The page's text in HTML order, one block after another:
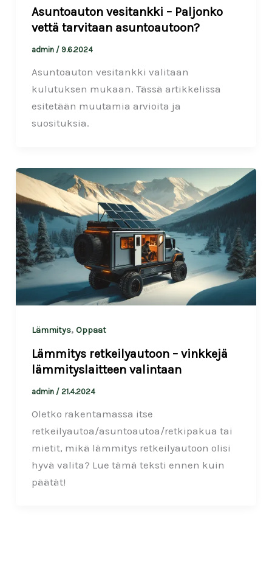
Asuntoauton vesitankki – Paljonko
vettä tarvitaan asuntoautoon?
admin / 9.6.2024
Asuntoauton vesitankki valitaan
kulutuksen mukaan. Tässä artikkelissa
esitetään muutamia arvioita ja
suosituksia.
Lämmitys, Oppaat
Lämmitys retkeilyautoon – vinkkejä
lämmityslaitteen valintaan
admin / 21.4.2024
Oletko rakentamassa itse
retkeilyautoa/asuntoautoa/retkipakua tai
mietit, mikä lämmitys retkeilyautoon olisi
hyvä valita? Lue tämä teksti ennen kuin
päätät!